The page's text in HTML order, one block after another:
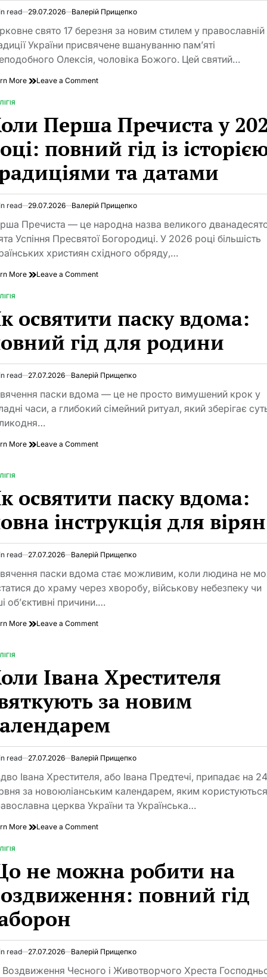
read 29.07.2026 Валерій Прищепко
свято 17 березня за новим стилем у православній
України присвячене вшануванню пам’яті
Олексія, чоловіка Божого. Цей святий…
More Leave a Commenton
березня:
день
преподобного
Олексія,
Божого
Перша Пречиста у
повний гід із
та датами
read 29.07.2026 Валерій Прищепко
Пречиста — це народна назва великого
Успіння Пресвятої Богородиці. У 2026 році більшість
християн східного обряду,…
More Leave a Commenton
у
2026
році:
повний
історією,
традиціями
датами
освятити паску вдома:
гід для родини
read 27.07.2026 Валерій Прищепко
паски вдома — це не просто вимушений крок у
часи, а глибокий сімейний ритуал, який зберігає
More Leave a Commenton
повний
гід
для
родини
освятити паску вдома:
інструкція для вірян
read 27.07.2026 Валерій Прищепко
паски вдома стає можливим, коли людина не
до храму через хворобу, військову небезпеку чи
об’єктивні причини.…
More Leave a Commenton
повна
інструкція
для
вірян
Івана Хрестителя
за новим
read 27.07.2026 Валерій Прищепко
Івана Хрестителя, або Івана Предтечі, припадає на
за новоюліанським календарем, яким
церква України та Українська…
More Leave a Commenton
святкують
за
новим
календарем
не можна робити на
повний гід
read 27.07.2026 Валерій Прищепко
Чесного і Животворчого Хреста